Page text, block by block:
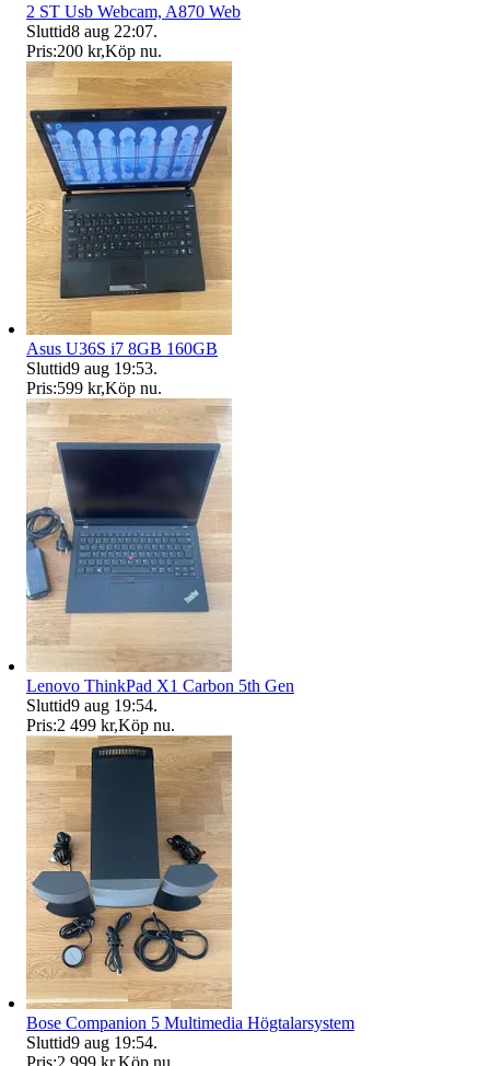
2 ST Usb Webcam, A870 Web
Sluttid8 aug 22:07.
Pris:200 kr,Köp nu.
Asus U36S i7 8GB 160GB
Sluttid9 aug 19:53.
Pris:599 kr,Köp nu.
Lenovo ThinkPad X1 Carbon 5th Gen
Sluttid9 aug 19:54.
Pris:2 499 kr,Köp nu.
Bose Companion 5 Multimedia Högtalarsystem
Sluttid9 aug 19:54.
Pris:2 999 kr,Köp nu